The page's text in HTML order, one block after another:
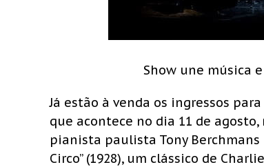
Show une música
Já estão à venda os ingressos
que acontece no dia 11 de agosto,
pianista paulista Tony
Circo” (1928), um clássico de